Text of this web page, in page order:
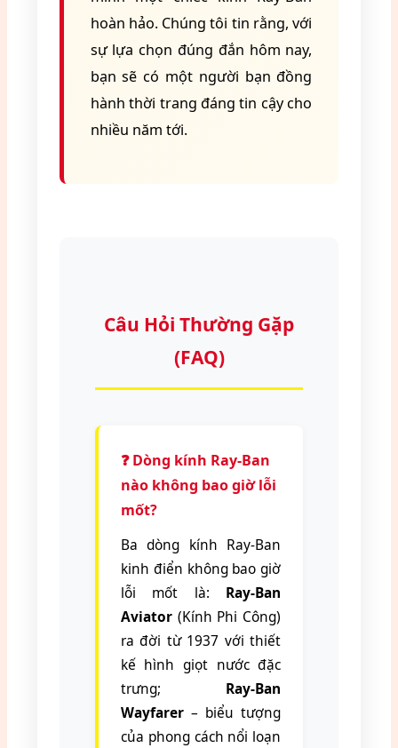
hoàn hảo. Chúng tôi tin rằng, với
sự lựa chọn đúng đắn hôm nay,
bạn sẽ có một người bạn đồng
hành thời trang đáng tin cậy cho
nhiều năm tới.
Câu Hỏi Thường Gặp
(FAQ)
❓ Dòng kính Ray-Ban
nào không bao giờ lỗi
mốt?
Ba dòng kính Ray-Ban
kinh điển không bao giờ
lỗi mốt là: Ray-Ban
Aviator(Kính Phi Công)
ra đời từ 1937 với thiết
kế hình giọt nước đặc
trưng; Ray-Ban
Wayfarer– biểu tượng
của phong cách nổi loạn